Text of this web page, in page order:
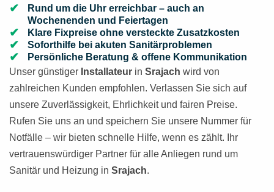
Rund um die Uhr erreichbar – auch an
Wochenenden und Feiertagen
Klare Fixpreise ohne versteckte Zusatzkosten
Soforthilfe bei akuten Sanitärproblemen
Persönliche Beratung & offene Kommunikation
Unser günstiger Installateur in Srajach wird von
zahlreichen Kunden empfohlen. Verlassen Sie sich auf
unsere Zuverlässigkeit, Ehrlichkeit und fairen Preise.
Rufen Sie uns an und speichern Sie unsere Nummer für
Notfälle – wir bieten schnelle Hilfe, wenn es zählt. Ihr
vertrauenswürdiger Partner für alle Anliegen rund um
Sanitär und Heizung in Srajach.